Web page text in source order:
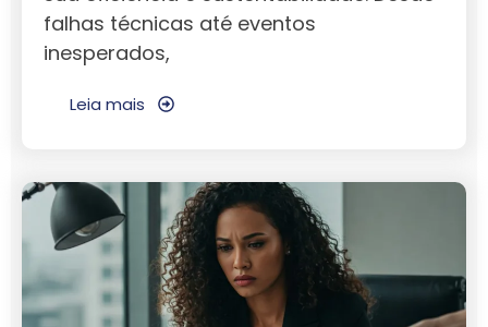
falhas técnicas até eventos
inesperados,
Leia mais